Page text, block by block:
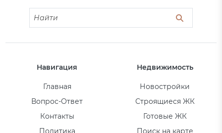
Навигация
Главная
Вопрос-Ответ
Контакты
Политика
Недвижимость
Новостройки
Строящиеся ЖК
Готовые ЖК
Поиск на карте